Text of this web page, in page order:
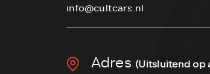
info@cultcars.nl
Adres (Uitsluitend op